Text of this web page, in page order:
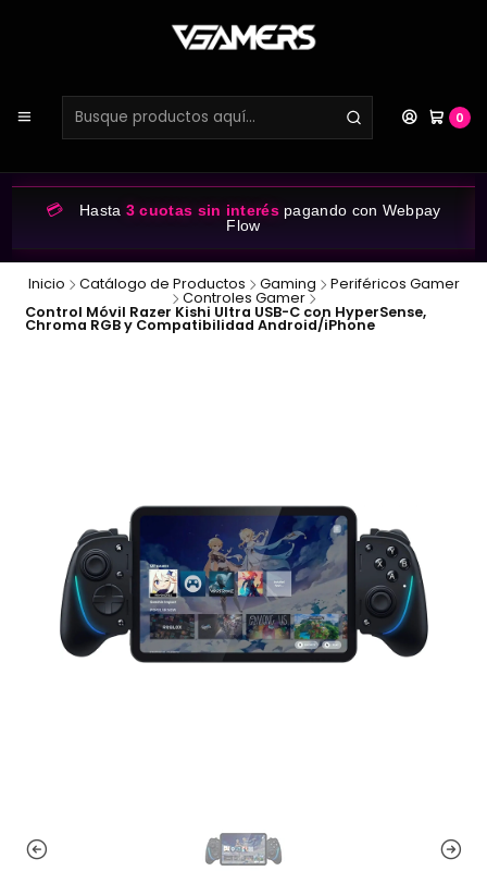
0
💳 Hasta 3 cuotas sin interéspagando con Webpay
Flow
Inicio Catálogo de Productos Gaming Periféricos Gamer
Controles Gamer
Control Móvil Razer Kishi Ultra USB-C con HyperSense,
Chroma RGB y Compatibilidad Android/iPhone